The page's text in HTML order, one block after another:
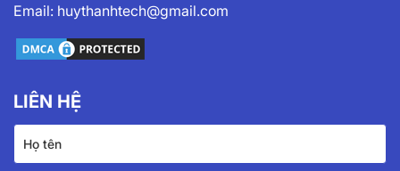
Email: huythanhtech@gmail.com
LIÊN HỆ